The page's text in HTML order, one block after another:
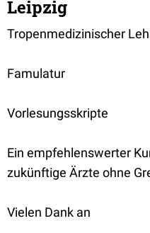
Leipzig
Tropenmedizinischer
Famulatur
Vorlesungsskripte
Ein empfehlenswerter
zukünftige Ärzte ohne
Vielen Dank an